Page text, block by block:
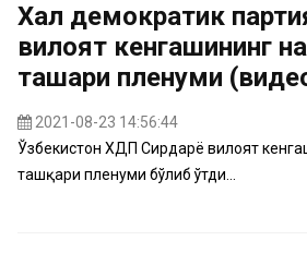
Халқ демократик
вилоят кенгашининг
ташқари пленуми
2021-08-23 14:56:44
Ўзбекистон ХДП Сирдарё вилоят
ташқари пленуми бўлиб ўтди...